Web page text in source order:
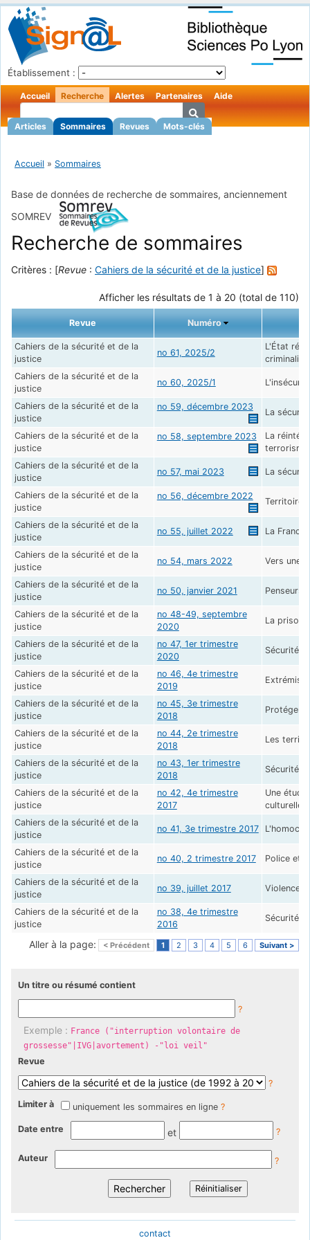
Établissement :
Accueil Recherche
Articles Sommaires Revues Mots-clés
Alertes Partenaires Aide
Accueil » Sommaires
Base de données de recherche de sommaires, anciennement
SOMREV
Recherche de sommaires
Critères : [Revue : Cahiers de la sécurité et de la justice]
Afficher les résultats de 1 à 20 (total de 110)
Revue Numéro
Cahiers de la sécurité et de la
justice
no 61, 2025/2
L'État
criminalité
Cahiers de la sécurité et de la
justice
no 60, 2025/1
Cahiers de la sécurité et de la
justice
no 59, décembre 2023
La
Cahiers de la sécurité et de la
justice
no 58, septembre 2023
La
terrorisme
Cahiers de la sécurité et de la
justice
no 57, mai 2023 La
Cahiers de la sécurité et de la
justice
no 56, décembre 2022
Cahiers de la sécurité et de la
justice
no 55, juillet 2022 La France
Cahiers de la sécurité et de la
justice
no 54, mars 2022 Vers une
Cahiers de la sécurité et de la
justice
no 50, janvier 2021 Penseurs
Cahiers de la sécurité et de la
justice
no 48-49, septembre
2020
La prison
Cahiers de la sécurité et de la
justice
no 47, 1er trimestre
2020
Sécurité
Cahiers de la sécurité et de la
justice
no 46, 4e trimestre
2019
Cahiers de la sécurité et de la
justice
no 45, 3e trimestre
2018
Protéger
Cahiers de la sécurité et de la
justice
no 44, 2e trimestre
2018
Les
Cahiers de la sécurité et de la
justice
no 43, 1er trimestre
2018
Sécurité
Cahiers de la sécurité et de la
justice
no 42, 4e trimestre
2017
Une
culturelle
Cahiers de la sécurité et de la
justice
no 41, 3e trimestre 2017
Cahiers de la sécurité et de la
justice
no 40, 2 trimestre 2017 Police et
Cahiers de la sécurité et de la
justice
no 39, juillet 2017 Violences
Cahiers de la sécurité et de la
justice
no 38, 4e trimestre
2016
Sécurité,
Aller à la page: < Précédent 1 2 3 4 5 6 Suivant >
Un titre ou résumé contient
?
Exemple : France ("interruption volontaire de
grossesse"|IVG|avortement) -"loi veil"
Revue
?
Limiter à
uniquement les sommaires en ligne ?
Date entre et ?
Auteur ?
contact